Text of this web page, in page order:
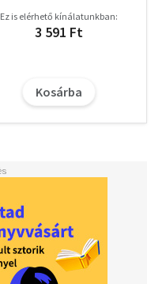
Ez is elérhető kínálatunkban:
3 591 Ft
Kosárba